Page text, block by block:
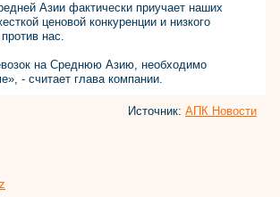
Азии фактически приучает наших
ценовой конкуренции и низкого
нас.
на Среднюю Азию, необходимо
- считает глава компании.
Источник: АПК Новости